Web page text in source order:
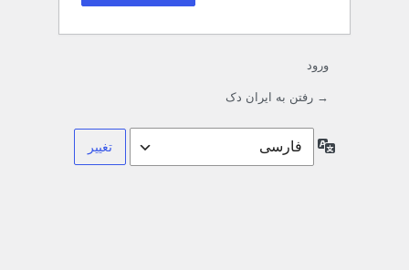
ورود
→ رفتن به ایران دک
زبان